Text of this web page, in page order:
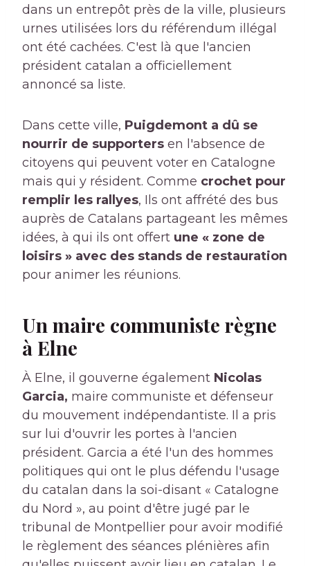
dans un entrepôt près de la ville, plusieurs
urnes utilisées lors du référendum illégal
ont été cachées. C'est là que l'ancien
président catalan a officiellement
annoncé sa liste.
Dans cette ville, Puigdemont a dû se
nourrir de supporters en l'absence de
citoyens qui peuvent voter en Catalogne
mais qui y résident. Comme crochet pour
remplir les rallyes, Ils ont affrété des bus
auprès de Catalans partageant les mêmes
idées, à qui ils ont offert une « zone de
loisirs » avec des stands de restauration
pour animer les réunions.
Un maire communiste règne
à Elne
À Elne, il gouverne également Nicolas
Garcia, maire communiste et défenseur
du mouvement indépendantiste. Il a pris
sur lui d'ouvrir les portes à l'ancien
président. Garcia a été l'un des hommes
politiques qui ont le plus défendu l'usage
du catalan dans la soi-disant « Catalogne
du Nord », au point d'être jugé par le
tribunal de Montpellier pour avoir modifié
le règlement des séances plénières afin